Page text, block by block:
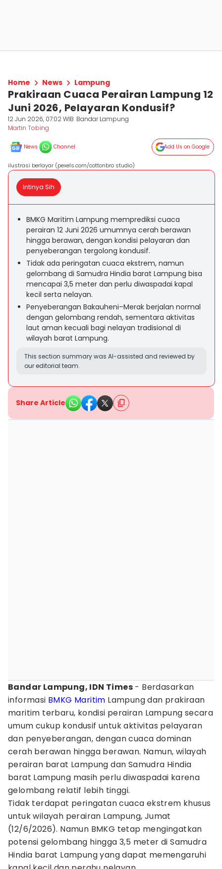
Home News Lampung
Prakiraan Cuaca Perairan Lampung 12
Juni 2026, Pelayaran Kondusif?
12 Jun 2026, 07:02 WIB Bandar Lampung
Martin Tobing
News Channel Add Us on Google
ilustrasi berlayar (pexels.com/cottonbro studio)
Intinya Sih
BMKG Maritim Lampung memprediksi cuaca
perairan 12 Juni 2026 umumnya cerah berawan
hingga berawan, dengan kondisi pelayaran dan
penyeberangan tergolong kondusif.
Tidak ada peringatan cuaca ekstrem, namun
gelombang di Samudra Hindia barat Lampung bisa
mencapai 3,5 meter dan perlu diwaspadai kapal
kecil serta nelayan.
Penyeberangan Bakauheni–Merak berjalan normal
dengan gelombang rendah, sementara aktivitas
laut aman kecuali bagi nelayan tradisional di
wilayah barat Lampung.
This section summary was AI-assisted and reviewed by
our editorial team.
Share Article
Bandar Lampung, IDN Times - Berdasarkan
informasi BMKG Maritim Lampung dan prakiraan
maritim terbaru, kondisi perairan Lampung secara
umum cukup kondusif untuk aktivitas pelayaran
dan penyeberangan, dengan cuaca dominan
cerah berawan hingga berawan. Namun, wilayah
perairan barat Lampung dan Samudra Hindia
barat Lampung masih perlu diwaspadai karena
gelombang relatif lebih tinggi.
Tidak terdapat peringatan cuaca ekstrem khusus
untuk wilayah perairan Lampung, Jumat
(12/6/2026). Namun BMKG tetap mengingatkan
potensi gelombang hingga 3,5 meter di Samudra
Hindia barat Lampung yang dapat memengaruhi